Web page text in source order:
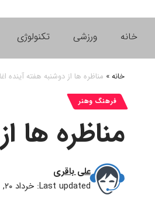
خانه ورزشی تکنولوژی
خانه» مناظره ها از دوشنبه هفته آینده
فرهنگ وهنر
مناظره ها
Last updated: خرداد ۲۰, ۱۴۰۳ ۱۱:۳۵ ب٫ظ
علی باقری